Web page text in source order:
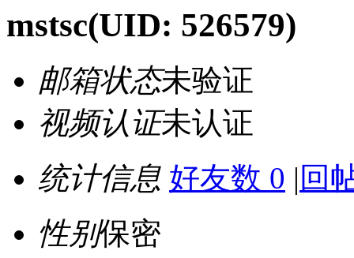
mstsc(UID: 526579)
邮箱状态未验证
视频认证未认证
统计信息 好友数 0 | 回
性别保密